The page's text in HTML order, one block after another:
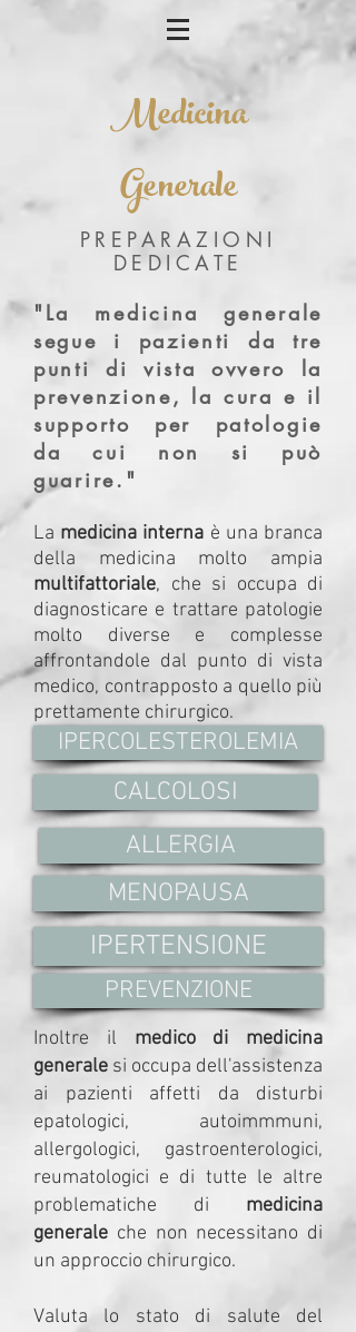
Medicina
Generale
PREPARAZIONI
DEDICATE
"La medicina generale
segue i pazienti da tre
punti di vista ovvero la
prevenzione, la cura e il
supporto per patologie
da cui non si può
guarire."
La medicina interna è una branca
della medicina molto ampia
multifattoriale, che si occupa di
diagnosticare e trattare patologie
molto diverse e complesse
affrontandole dal punto di vista
medico, contrapposto a quello più
prettamente chirurgico.
IPERCOLESTEROLEMIA
CALCOLOSI
ALLERGIA
MENOPAUSA
IPERTENSIONE
PREVENZIONE
Inoltre il medico di medicina
generale si occupa dell'assistenza
ai pazienti affetti da disturbi
epatologici, autoimmmuni,
allergologici, gastroenterologici,
reumatologici e di tutte le altre
problematiche di medicina
generale che non necessitano di
un approccio chirurgico.
Valuta lo stato di salute del